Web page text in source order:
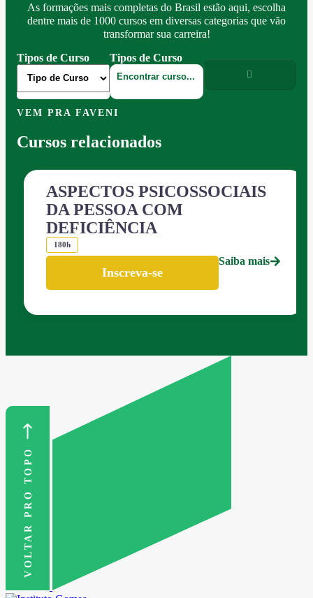
As formações mais completas do Brasil estão aqui, escolha
dentre mais de 1000 cursos em diversas categorias que vão
transformar sua carreira!
Tipos de Curso
Tipos de Curso
VEM PRA FAVENI
Cursos relacionados
ASPECTOS PSICOSSOCIAIS
DA PESSOA COM
DEFICIÊNCIA
180h
Inscreva-se
Saiba mais
VOLTAR PRO TOPO